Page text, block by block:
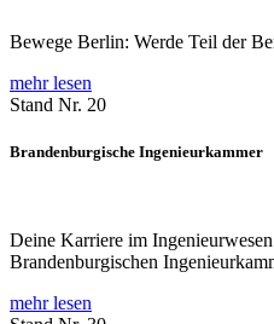
Bewege Berlin: Werde Teil der
mehr lesen
Stand Nr. 20
Brandenburgische Ingenieurkammer
Deine Karriere im
Brandenburgischen
mehr lesen